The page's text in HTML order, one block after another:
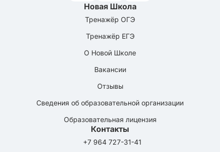
Новая Школа
Тренажёр ОГЭ
Тренажёр ЕГЭ
О Новой Школе
Вакансии
Отзывы
Сведения об образовательной организации
Образовательная лицензия
Контакты
+7 964 727-31-41